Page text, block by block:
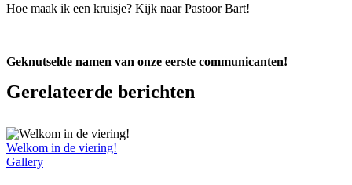
Hoe maak ik een kruisje? Kijk naar Pastoor Bart!
Geknutselde namen van onze eerste communicanten!
Gerelateerde berichten
Welkom in de viering!
Gallery